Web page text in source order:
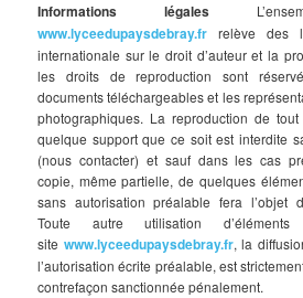
Informations légales
www.lyceedupaysdebray.fr relève des
internationale sur le droit d’auteur et la
les droits de reproduction sont
documents téléchargeables et les
photographiques. La reproduction de
quelque support que ce soit est interdite
(nous contacter) et sauf dans les cas
copie, même partielle, de quelques
sans autorisation préalable fera l’objet
Toute autre utilisation
site www.lyceedupaysdebray.fr, la
l’autorisation écrite préalable, est
contrefaçon sanctionnée pénalement.